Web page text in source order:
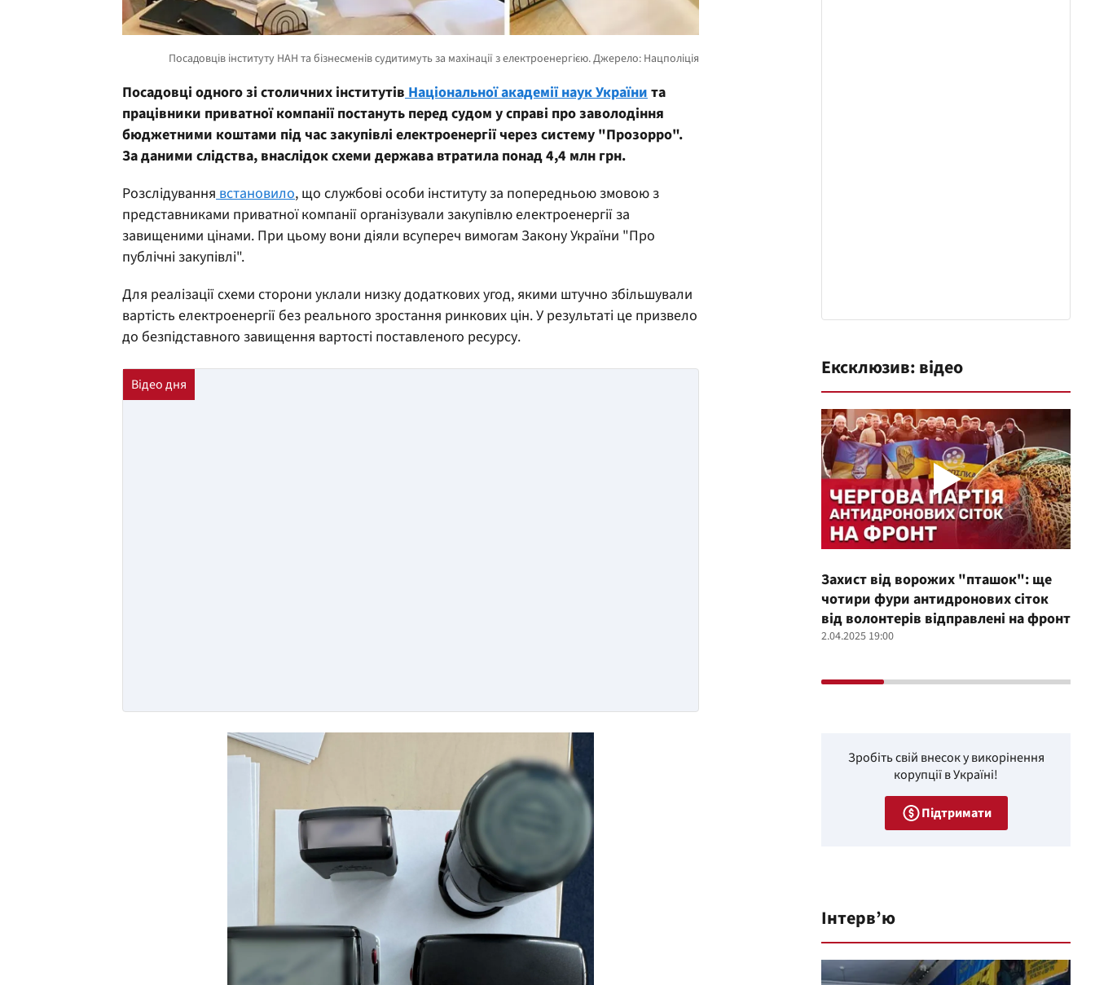
Посадовці одного зі столичних інститутів Національної академії наук України та
працівники приватної компанії постануть перед судом у справі про заволодіння
бюджетними коштами під час закупівлі електроенергії через систему "Прозорро".
За даними слідства, внаслідок схеми держава втратила понад 4,4 млн грн.
Розслідування встановило, що службові особи інституту за попередньою змовою з
представниками приватної компанії організували закупівлю електроенергії за
завищеними цінами. При цьому вони діяли всупереч вимогам Закону України "Про
публічні закупівлі".
Для реалізації схеми сторони уклали низку додаткових угод, якими штучно збільшували
вартість електроенергії без реального зростання ринкових цін. У результаті це призвело
до безпідставного завищення вартості поставленого ресурсу.
Ексклюзив: відео
Захист від ворожих "пташок": ще
чотири фури антидронових сіток
від волонтерів відправлені на фронт
2.04.2025 19:00
Зробіть свій внесок у викорінення
корупції в Україні!
Підтримати
Інтерв’ю